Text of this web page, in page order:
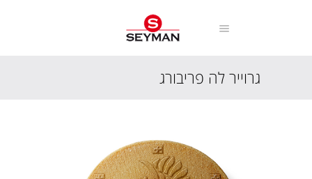
גרוייר לה פריבורג